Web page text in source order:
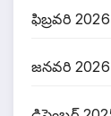
ఫిబ్రవరి 2026
జనవరి 2026